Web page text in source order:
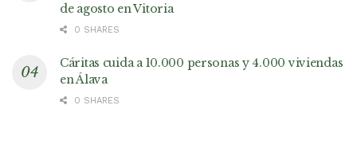
de agosto en Vitoria
0 SHARES
Cáritas cuida a 10.000 personas y 4.000 viviendas
en Álava
0 SHARES